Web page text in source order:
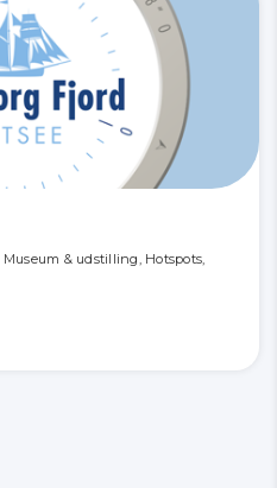
& udstilling, Hotspots,